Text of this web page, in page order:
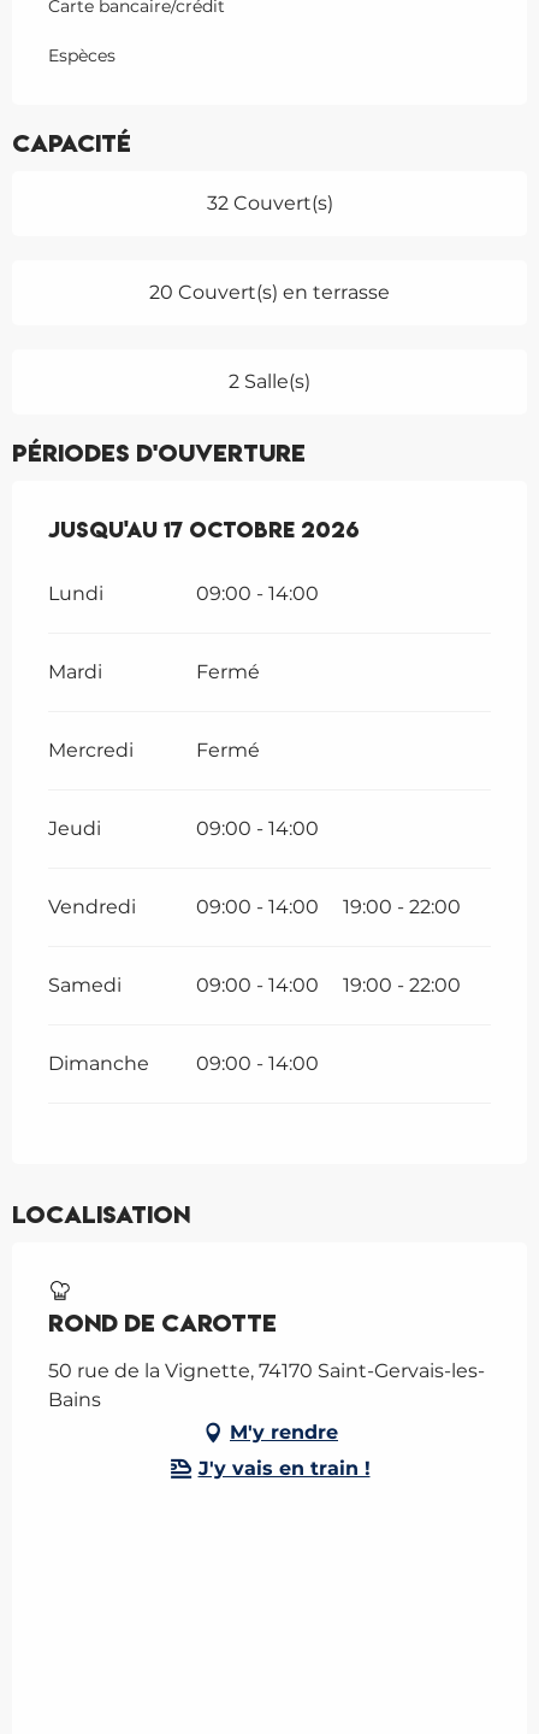
Carte bancaire/crédit
Espèces
Capacité
32 Couvert(s)
20 Couvert(s) en terrasse
2 Salle(s)
Périodes d'ouverture
Du30 avril 2026au17 octobre 2026
Jusqu'au 17 octobre 2026
Lundi 09:00 - 14:00
Mardi Fermé
Mercredi Fermé
Jeudi 09:00 - 14:00
Vendredi 09:00 - 14:00 19:00 - 22:00
Samedi 09:00 - 14:00 19:00 - 22:00
Dimanche 09:00 - 14:00
Localisation
Rond de Carotte
50 rue de la Vignette, 74170 Saint-Gervais-les-
Bains
M'y rendre
J'y vais en train !